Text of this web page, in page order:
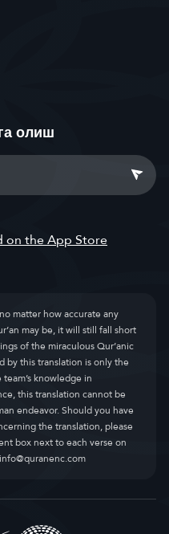
олиш
matter how accurate any
may be, it will still fall short
of the miraculous Qur’anic
by this translation is only the
knowledge in
this translation cannot be
endeavor. Should you have
the translation, please
box next to each verse on
info@quranenc.com